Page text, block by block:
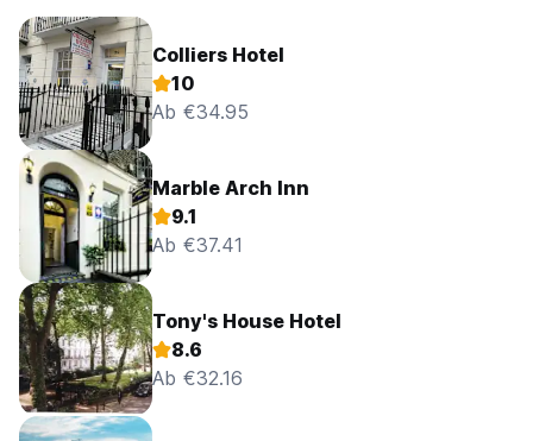
Colliers Hotel
10
Ab €34.95
Marble Arch Inn
9.1
Ab €37.41
Tony's House Hotel
8.6
Ab €32.16